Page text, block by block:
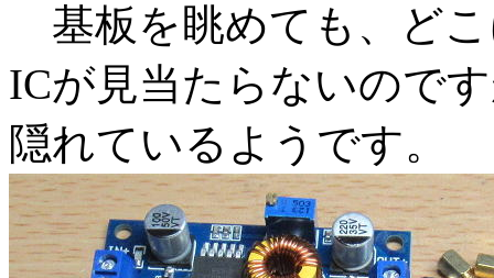
基板を眺めても、ど
ICが見当たらないので
隠れているようです。